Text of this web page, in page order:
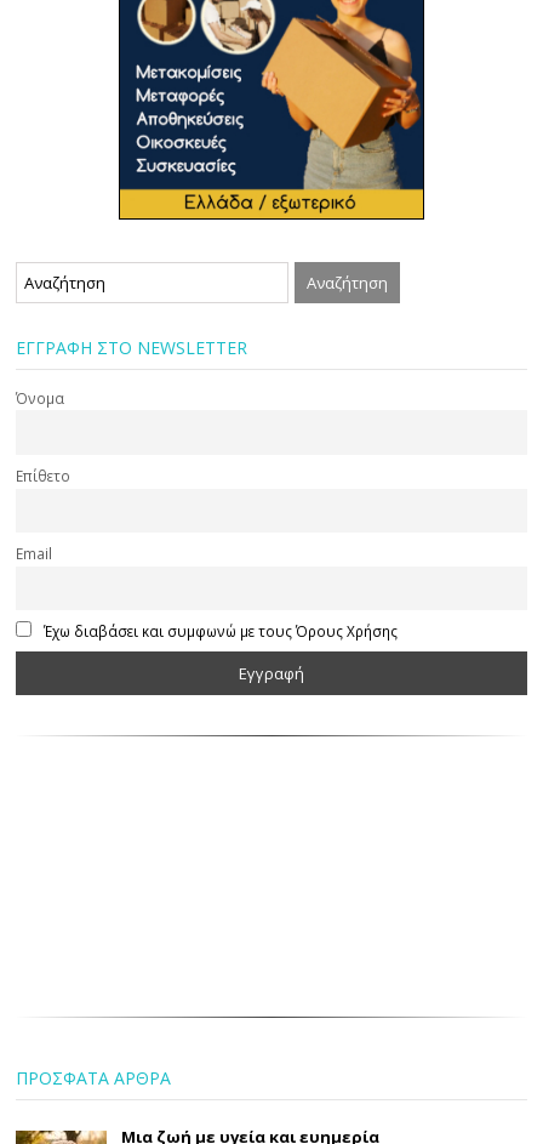
ΕΓΓΡΑΦΗ ΣΤΟ NEWSLETTER
Όνομα
Επίθετο
Email
Έχω διαβάσει και συμφωνώ με τους Όρους Χρήσης
ΠΡΟΣΦΑΤΑ ΑΡΘΡΑ
Μια ζωή με υγεία και ευημερία